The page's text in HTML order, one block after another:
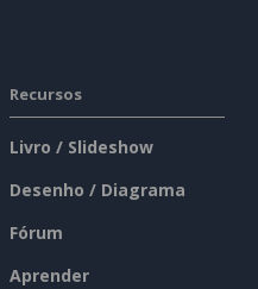
Recursos
Livro / Slideshow
Desenho / Diagrama
Fórum
Aprender